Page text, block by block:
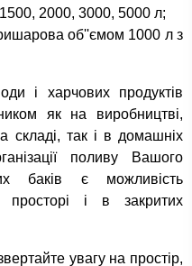
2000, 3000, 5000 л;
об''ємом 1000 л з
і харчових продуктів
як на виробництві,
складі, так і в домашніх
поливу Вашого
баків є можливість
просторі і в закритих
увагу на простір,